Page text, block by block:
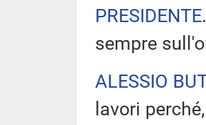
PRESIDENTE
sempre
ALESSIO
lavori